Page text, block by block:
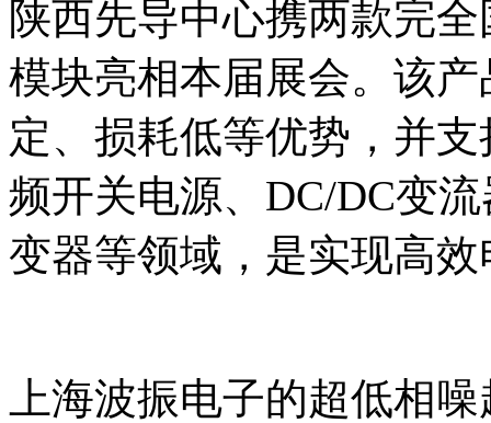
陕西先导中心携两款完
模块亮相本届展会。该
定、损耗低等优势，并
频开关电源、DC/DC变
变器等领域，是实现高
上海波振电子的超低相